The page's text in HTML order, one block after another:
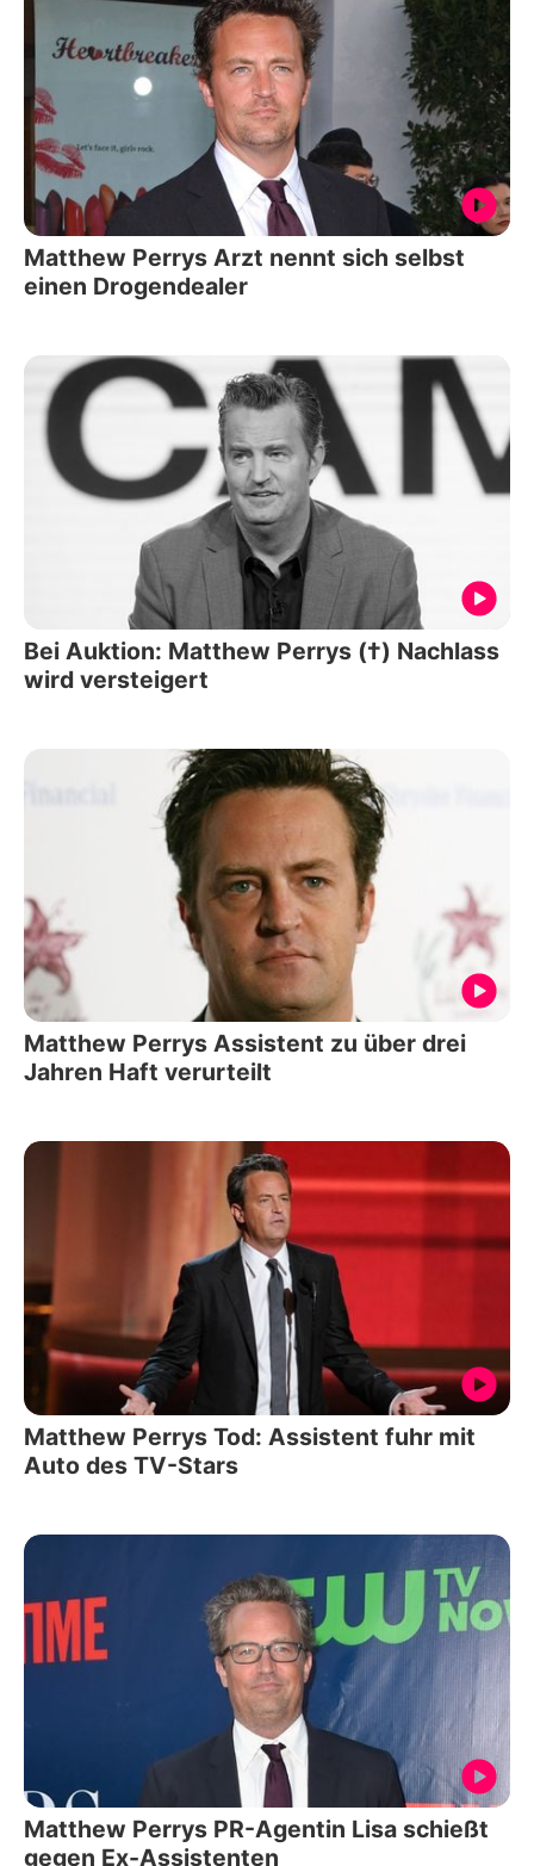
Matthew Perrys Arzt nennt sich selbst
einen Drogendealer
Bei Auktion: Matthew Perrys (†) Nachlass
wird versteigert
Matthew Perrys Assistent zu über drei
Jahren Haft verurteilt
Matthew Perrys Tod: Assistent fuhr mit
Auto des TV-Stars
Matthew Perrys PR-Agentin Lisa schießt
gegen Ex-Assistenten